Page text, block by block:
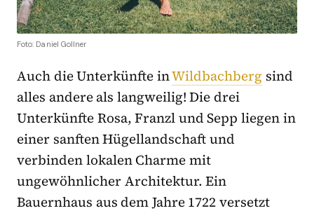
Foto: Daniel Gollner
Auch die Unterkünfte inWildbachberg sind
alles andere als langweilig! Die drei
Unterkünfte Rosa, Franzl und Sepp liegen in
einer sanften Hügellandschaft und
verbinden lokalen Charme mit
ungewöhnlicher Architektur. Ein
Bauernhaus aus dem Jahre 1722 versetzt